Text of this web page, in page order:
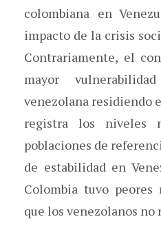
colombiana en
impacto de la crisis
Contrariamente, el
mayor
venezolana residiendo
registra los niveles
poblaciones de
de estabilidad en
Colombia tuvo
que los venezolanos no